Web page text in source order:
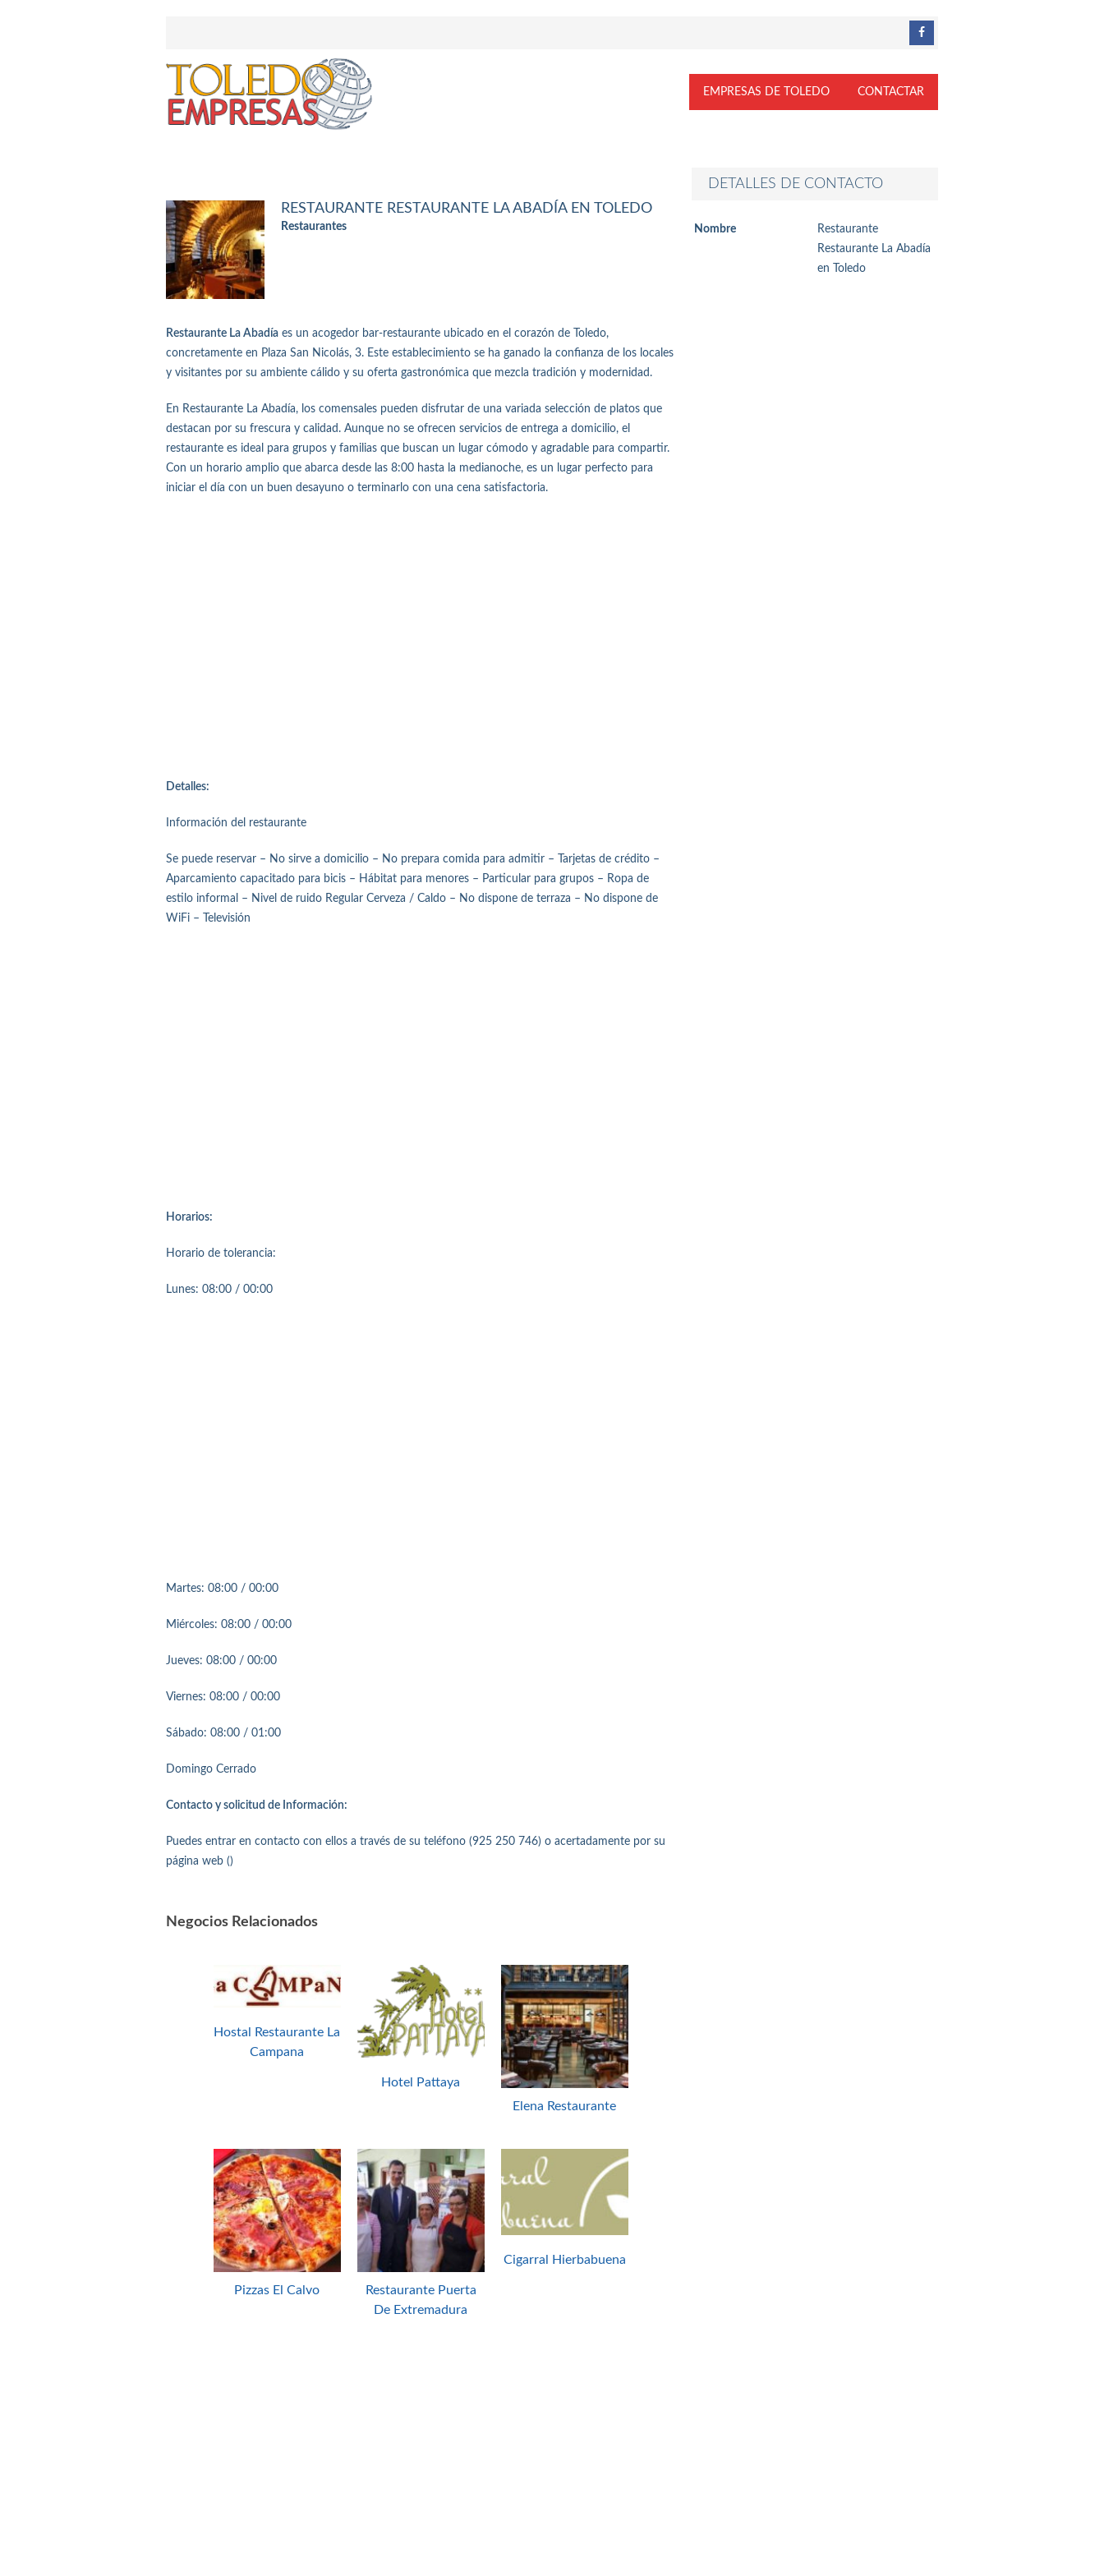
EMPRESAS DE TOLEDO CONTACTAR
DETALLES DE CONTACTO
Nombre
Restaurante
Restaurante La Abadía
en Toledo
RESTAURANTE RESTAURANTE LA ABADÍA EN TOLEDO
Restaurantes
Restaurante La Abadía es un acogedor bar-restaurante ubicado en el corazón de Toledo,
concretamente en Plaza San Nicolás, 3. Este establecimiento se ha ganado la confianza de los locales
y visitantes por su ambiente cálido y su oferta gastronómica que mezcla tradición y modernidad.
En Restaurante La Abadía, los comensales pueden disfrutar de una variada selección de platos que
destacan por su frescura y calidad. Aunque no se ofrecen servicios de entrega a domicilio, el
restaurante es ideal para grupos y familias que buscan un lugar cómodo y agradable para compartir.
Con un horario amplio que abarca desde las 8:00 hasta la medianoche, es un lugar perfecto para
iniciar el día con un buen desayuno o terminarlo con una cena satisfactoria.
Detalles:
Información del restaurante
Se puede reservar – No sirve a domicilio – No prepara comida para admitir – Tarjetas de crédito –
Aparcamiento capacitado para bicis – Hábitat para menores – Particular para grupos – Ropa de
estilo informal – Nivel de ruido Regular Cerveza / Caldo – No dispone de terraza – No dispone de
WiFi – Televisión
Horarios:
Horario de tolerancia:
Lunes: 08:00 / 00:00
Martes: 08:00 / 00:00
Miércoles: 08:00 / 00:00
Jueves: 08:00 / 00:00
Viernes: 08:00 / 00:00
Sábado: 08:00 / 01:00
Domingo Cerrado
Contacto y solicitud de Información:
Puedes entrar en contacto con ellos a través de su teléfono (925 250 746) o acertadamente por su
página web ()
Negocios Relacionados
Hostal Restaurante La
Campana
Hotel Pattaya
Elena Restaurante
Pizzas El Calvo
Restaurante Puerta
De Extremadura
Cigarral Hierbabuena